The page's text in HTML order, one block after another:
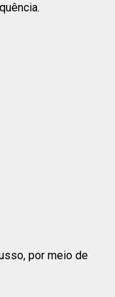
por meio de